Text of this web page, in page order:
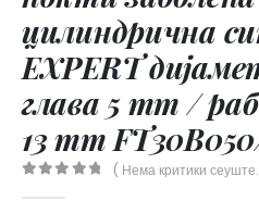
цилиндрична
EXPERT
глава 5 mm /
13 mm
( Нема критики